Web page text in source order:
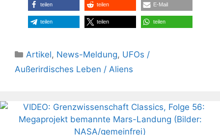
teilen teilen E-Mail
teilen teilen teilen
Kategorien
Artikel, News-Meldung, UFOs /
Außerirdisches Leben / Aliens